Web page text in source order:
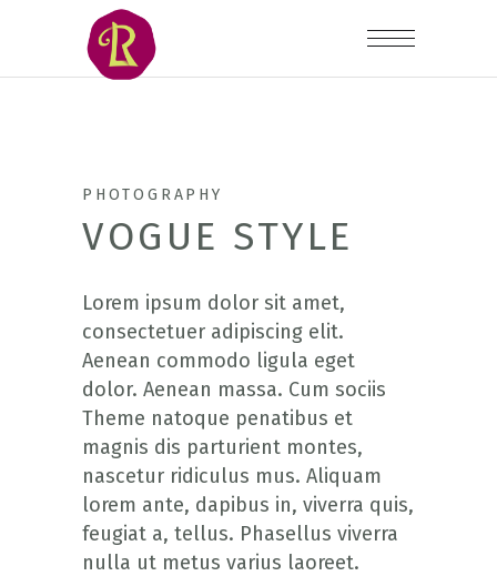
PHOTOGRAPHY
VOGUE STYLE
Lorem ipsum dolor sit amet,
consectetuer adipiscing elit.
Aenean commodo ligula eget
dolor. Aenean massa. Cum sociis
Theme natoque penatibus et
magnis dis parturient montes,
nascetur ridiculus mus. Aliquam
lorem ante, dapibus in, viverra quis,
feugiat a, tellus. Phasellus viverra
nulla ut metus varius laoreet.